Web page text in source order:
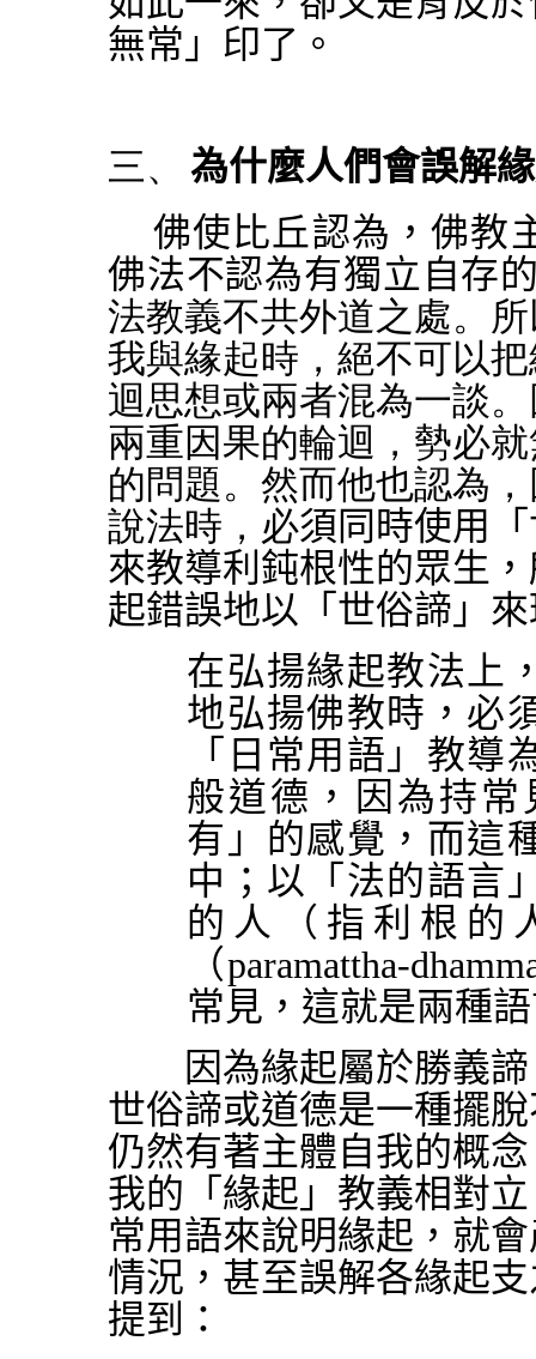
無常」印了。
三、
為什麼人們會誤解
佛使比丘認為，佛教
佛法不認為有獨立自存
法教義不共外道之處。
我與緣起時，絕不可以
迴思想或兩者混為一談
兩重因果的輪迴，勢必
的問題。然而他也認為
說法時，必須同時使用
來教導利鈍根性的眾生
起錯誤地以「世俗諦」
在弘揚緣起教法上
地弘揚佛教時，必
「日常用語」教導
般道德，因為持
有」的感覺，而這
中；以「法的語言
的人（指利根的
（paramattha-
常見，這就是兩種
因為緣起屬於勝義諦
世俗諦或道德是一種擺
仍然有著主體自我的概
我的「緣起」教義相對
常用語來說明緣起，就
情況，甚至誤解各緣起
提到：